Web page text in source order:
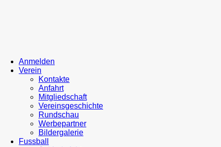
Anmelden
Verein
Kontakte
Anfahrt
Mitgliedschaft
Vereinsgeschichte
Rundschau
Werbepartner
Bildergalerie
Fussball